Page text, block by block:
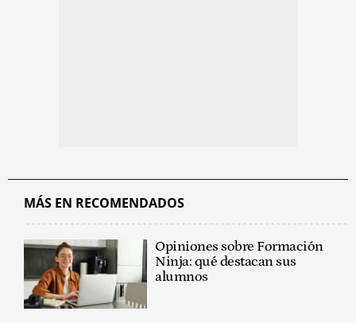
MÁS EN RECOMENDADOS
Opiniones sobre Formación
Ninja: qué destacan sus
alumnos